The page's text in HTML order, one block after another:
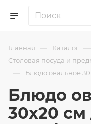
Главная — Каталог —
Столовая посуда и
— Блюдо овальное
Блюдо
30х20 см